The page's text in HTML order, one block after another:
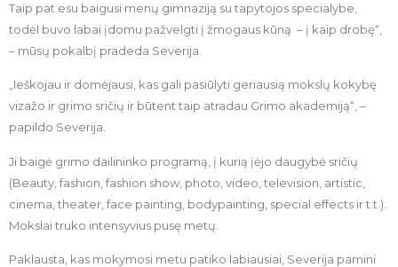
Taip pat esu baigusi menų gimnaziją su tapytojos specialybe,
todėl buvo labai įdomu pažvelgti į žmogaus kūną – į kaip drobę“,
– mūsų pokalbį pradeda Severija.
„Ieškojau ir domėjausi, kas gali pasiūlyti geriausią mokslų kokybę
vizažo ir grimo sričių ir būtent taip atradau Grimo akademiją“, –
papildo Severija.
Ji baigė grimo dailininko programą, į kurią įėjo daugybė sričių
(Beauty, fashion, fashion show, photo, video, television, artistic,
cinema, theater, face painting, bodypainting, special effects ir t.t.).
Mokslai truko intensyvius pusę metų.
Paklausta, kas mokymosi metu patiko labiausiai, Severija pamini